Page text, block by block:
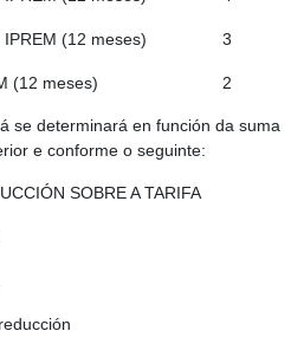
(12 meses) 3
(12 meses) 2
se determinará en función da suma
e conforme o seguinte:
SOBRE A TARIFA